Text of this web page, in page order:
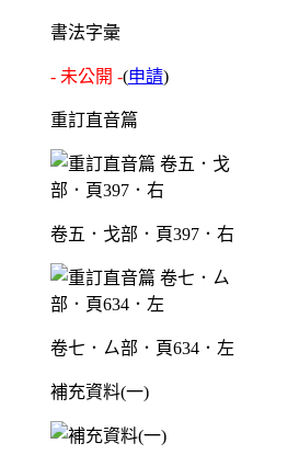
書法字彙
- 未公開 -(申請)
重訂直音篇
卷五．戈部．頁397．右
卷七．ㄙ部．頁634．左
補充資料(一)